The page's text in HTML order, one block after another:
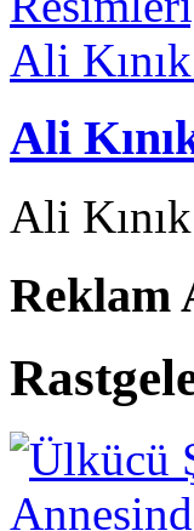
Ali
Ali
Reklam